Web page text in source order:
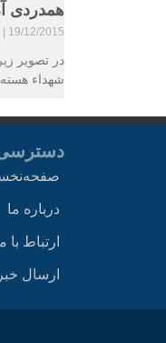
همدردی
19/12/2015
در تصویر
شهداء هسته
درباره ما
ارتباط با
ارسال خبر